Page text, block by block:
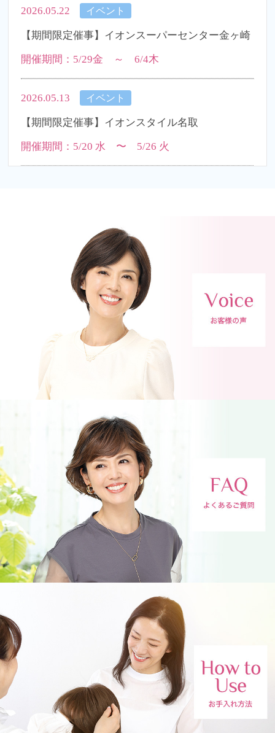
2026.05.22 イベント
【期間限定催事】イオンスーパーセンター金ヶ崎
開催期間：5/29金 ～ 6/4木
2026.05.13 イベント
【期間限定催事】イオンスタイル名取
開催期間：5/20 水 〜 5/26 火